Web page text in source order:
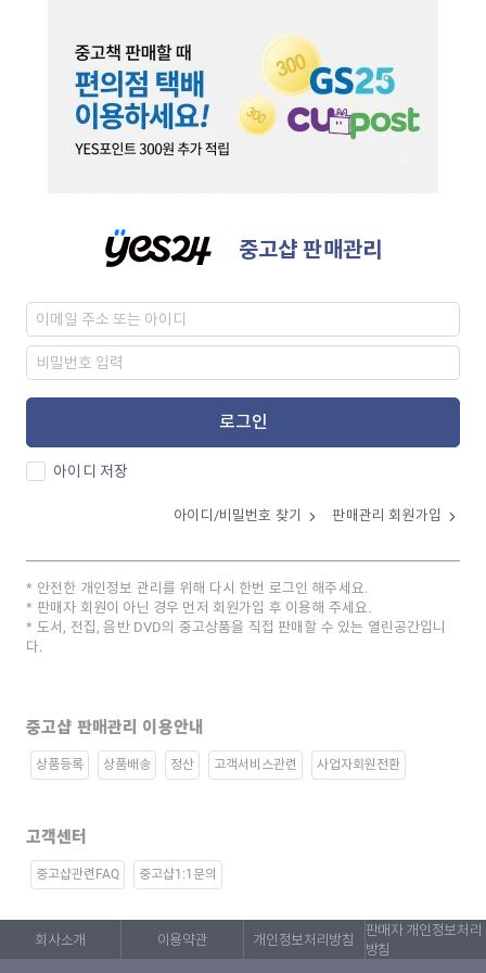
중고샵 판매관리
로그인
아이디 저장
아이디/비밀번호 찾기 판매관리 회원가입
안전한 개인정보 관리를 위해 다시 한번 로그인 해주세요.
판매자 회원이 아닌 경우 먼저 회원가입 후 이용해 주세요.
도서, 전집, 음반 DVD의 중고상품을 직접 판매할 수 있는 열린공간입니
다.
중고샵 판매관리 이용안내
상품등록 상품배송 정산 고객서비스관련 사업자회원전환
고객센터
중고샵관련FAQ 중고샵1:1문의
회사소개 이용약관 개인정보처리방침
판매자 개인정보처리
방침